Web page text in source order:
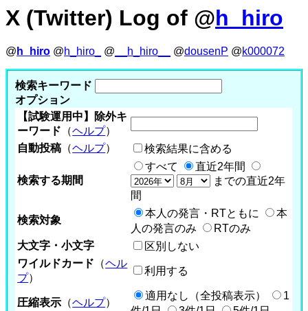
X (Twitter) Log of @h_hiro
@ h_hiro @h_hiro_ @ __h_hiro__ @dousenP @k000072
検索キーワード
オプション
【試験運用中】除外キ
ーワード （ヘルプ）
自動投稿 （ヘルプ） 検索結果に含める
検索する期間
すべて
直近2年間
までの直近2年
間
検索対象
本人の発言・RTともに
本
人の発言のみ
RTのみ
大文字・小文字
区別しない
ワイルドカード （ヘル
プ）
利用する
圧縮表示 （ヘルプ）
適用なし（全投稿表示）
1